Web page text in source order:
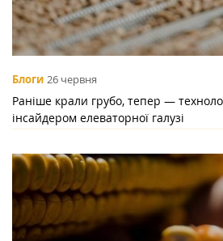
Блоги 26 червня
Раніше крали грубо, тепер —
інсайдером елеваторної галузі